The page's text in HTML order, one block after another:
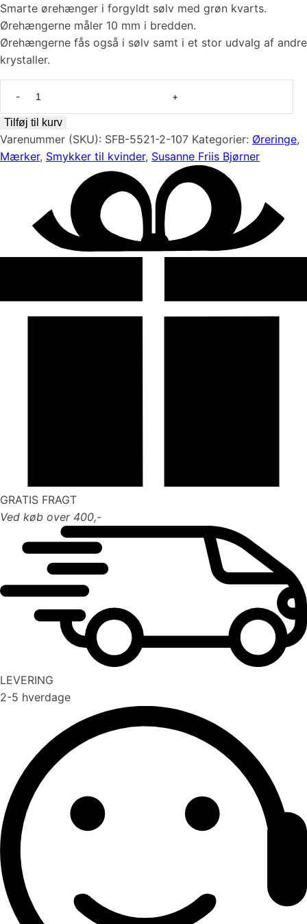
Smarte ørehænger i forgyldt sølv med grøn kvarts.
Ørehængerne måler 10 mm i bredden.
Ørehængerne fås også i sølv samt i et stor udvalg af andre
krystaller.
ørehænger
forgyldt
sølv
Susanne
Friis
Tilføj til kurv
Varenummer (SKU): SFB-5521-2-107 Kategorier: Øreringe,
Mærker, Smykker til kvinder, Susanne Friis Bjørner
GRATIS FRAGT
Ved køb over 400,-
LEVERING
2-5 hverdage